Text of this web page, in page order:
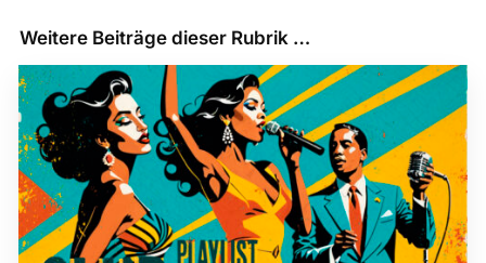
Weitere Beiträge dieser Rubrik …